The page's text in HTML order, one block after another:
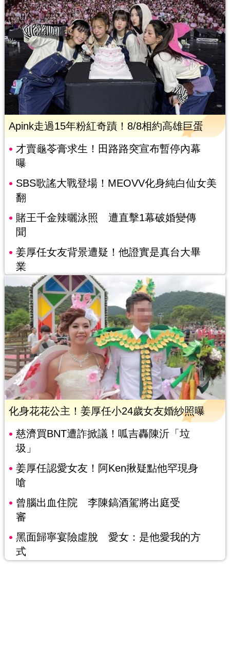
Apink走過15年粉紅奇蹟！8/8相約高雄巨蛋
才賣龜苓膏求生！田路路突宣布暫停內幕
曝
SBS歌謠大戰登場！MEOVV化身純白仙女美
翻
賭王千金辣曬泳照 遭直擊1幕破婚變傳
聞
姜厚任女友背景遭疑！他證實是真台大畢
業
化身花花公主！姜厚任小24歲女友婚紗照曝
慈濟買BNT遭詐掀議！呱吉轟陳沂「垃
圾」
姜厚任認愛女友！阿Ken揪疑點他罕現身
嗆
曾腦出血住院 李陳鎬酒駕將出庭受
審
黑面歸寧宴險虛脫 愛女：是他愛我的方
式